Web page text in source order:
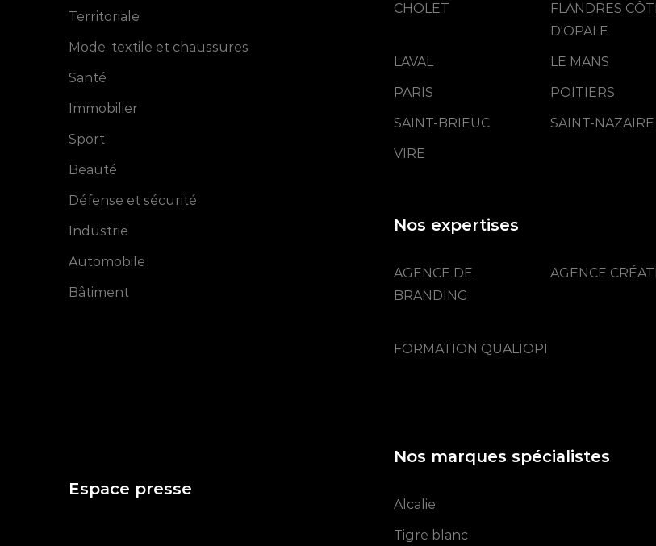
Rencontre agitative
Territoriale
Mode, textile et chaussures
Santé
Immobilier
Sport
Beauté
Défense et sécurité
Industrie
Automobile
Bâtiment
CHOLET
FLANDRES
D'OPALE
LAVAL LE MANS
PARIS
POITIERS
SAINT-BRIEUC
SAINT-NAZAIRE
VIRE
Nos expertises
AGENCE DE
BRANDING
AGENCE
FORMATION QUALIOPI
Espace presse
Nos marques spécialistes
Alcalie
Tigre blanc